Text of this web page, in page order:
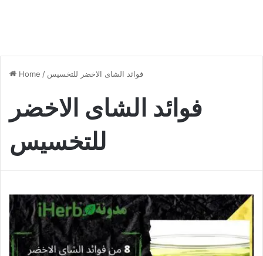
Home / فوائد الشاى الاخضر للتخسيس
فوائد الشاى الاخضر
للتخسيس